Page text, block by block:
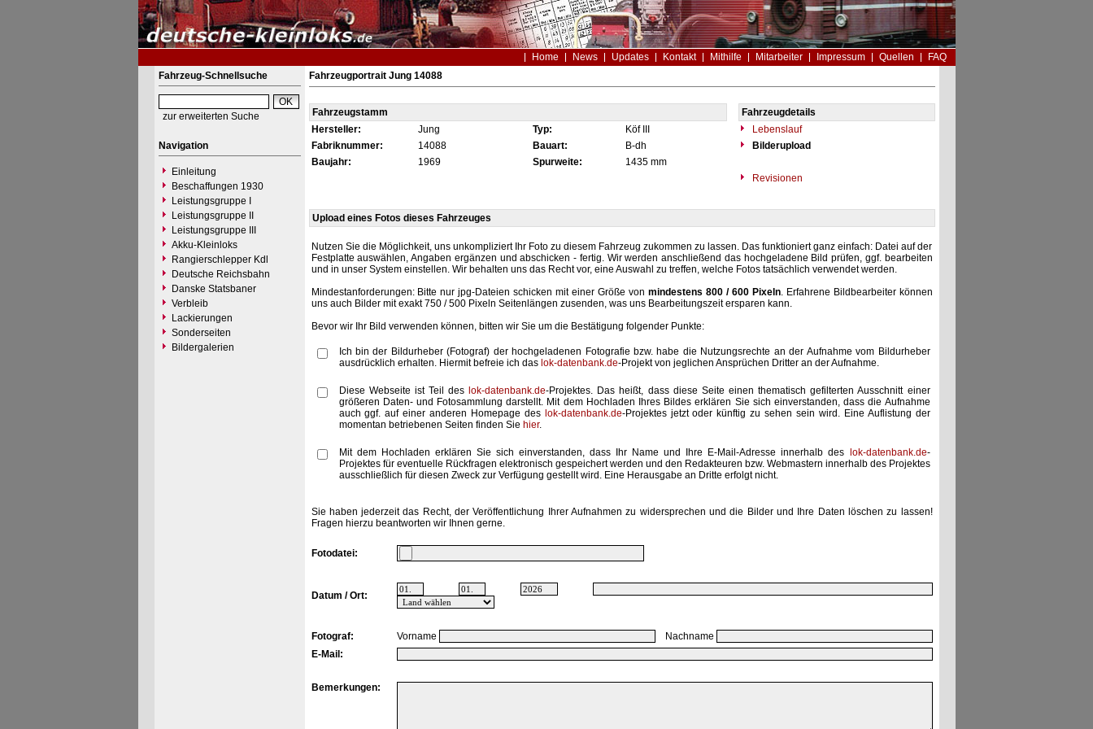
Home News Updates Kontakt Mithilfe Mitarbeiter Impressum Quellen
FAQ
Fahrzeug-Schnellsuche
zur erweiterten Suche
Navigation
Einleitung
Beschaffungen 1930
Leistungsgruppe I
Leistungsgruppe II
Leistungsgruppe III
Akku-Kleinloks
Rangierschlepper Kdl
Deutsche Reichsbahn
Danske Statsbaner
Verbleib
Lackierungen
Sonderseiten
Bildergalerien
Fahrzeugportrait Jung 14088
Fahrzeugstamm
Fahrzeugdetails
Hersteller:
Jung Typ: Köf III
Lebenslauf
Fabriknummer:
14088 Bauart: B-dh
Bilderupload
Baujahr:
1969 Spurweite:
1435 mm
Revisionen
Upload eines Fotos dieses Fahrzeuges
Nutzen Sie die Möglichkeit, uns unkompliziert Ihr Foto zu diesem Fahrzeug zukommen zu lassen. Das funktioniert ganz einfach: Datei auf der
Festplatte auswählen, Angaben ergänzen und abschicken - fertig. Wir werden anschließend das hochgeladene Bild prüfen, ggf. bearbeiten
und in unser System einstellen. Wir behalten uns das Recht vor, eine Auswahl zu treffen, welche Fotos tatsächlich verwendet werden.
Mindestanforderungen: Bitte nur jpg-Dateien schicken mit einer Größe von mindestens 800 / 600 Pixeln. Erfahrene Bildbearbeiter können
uns auch Bilder mit exakt 750 / 500 Pixeln Seitenlängen zusenden, was uns Bearbeitungszeit ersparen kann.
Bevor wir Ihr Bild verwenden können, bitten wir Sie um die Bestätigung folgender Punkte:
Ich bin der Bildurheber (Fotograf) der hochgeladenen Fotografie bzw. habe die Nutzungsrechte an der Aufnahme vom Bildurheber
ausdrücklich erhalten. Hiermit befreie ich das lok-datenbank.de-Projekt von jeglichen Ansprüchen Dritter an der Aufnahme.
Diese Webseite ist Teil des lok-datenbank.de-Projektes. Das heißt, dass diese Seite einen thematisch gefilterten Ausschnitt einer
größeren Daten- und Fotosammlung darstellt. Mit dem Hochladen Ihres Bildes erklären Sie sich einverstanden, dass die Aufnahme
auch ggf. auf einer anderen Homepage des lok-datenbank.de-Projektes jetzt oder künftig zu sehen sein wird. Eine Auflistung der
momentan betriebenen Seiten finden Sie hier.
Mit dem Hochladen erklären Sie sich einverstanden, dass Ihr Name und Ihre E-Mail-Adresse innerhalb des lok-datenbank.de-
Projektes für eventuelle Rückfragen elektronisch gespeichert werden und den Redakteuren bzw. Webmastern innerhalb des Projektes
ausschließlich für diesen Zweck zur Verfügung gestellt wird. Eine Herausgabe an Dritte erfolgt nicht.
Sie haben jederzeit das Recht, der Veröffentlichung Ihrer Aufnahmen zu widersprechen und die Bilder und Ihre Daten löschen zu lassen!
Fragen hierzu beantworten wir Ihnen gerne.
Fotodatei:
Datum / Ort:
Fotograf: Vorname
Nachname
E-Mail:
Bemerkungen: